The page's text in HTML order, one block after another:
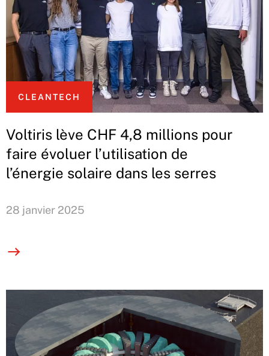
CLEANTECH
Voltiris lève CHF 4,8 millions pour
faire évoluer l’utilisation de
l’énergie solaire dans les serres
28 janvier 2025